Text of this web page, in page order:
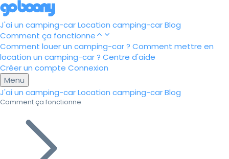
J'ai un camping-carLocation camping-carBlog
Comment ça fonctionne
Comment louer un camping-car ? Comment mettre en
location un camping-car ? Centre d'aide
Créer un compte Connexion
Menu
J'ai un camping-carLocation camping-carBlog
Comment ça fonctionne